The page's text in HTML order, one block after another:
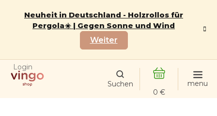
Neuheit in Deutschland - Holzrollos für
Pergola☀️ | Gegen Sonne und Wind
Weiter
Login
WARENKORB